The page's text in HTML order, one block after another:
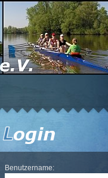
Benutzername: